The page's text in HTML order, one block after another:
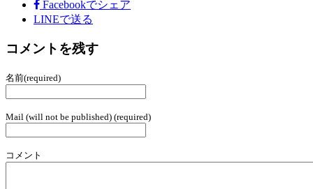
Facebookでシェア
LINEで送る
コメントを残す
名前(required)
Mail (will not be published) (required)
コメント